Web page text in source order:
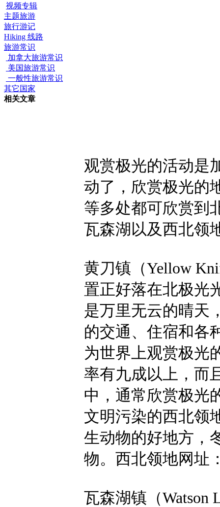
视频专辑
主题旅游
旅行游记
Hiking 线路
旅游常识
加拿大旅游常识
美国旅游常识
一般性旅游常识
其它国家
相关文章
观赏极光的活动是
动了，欣赏极光的
等多处都可欣赏到
瓦森湖以及西北领
黄刀镇（Yellow
置正好落在北极光
是万里无云的晴天
的交通、住宿和各
为世界上观赏极光
率有九成以上，而
中，通常欣赏极光
文明污染的西北领
生动物的好地方，
物。西北领地网址
瓦森湖镇（Watson